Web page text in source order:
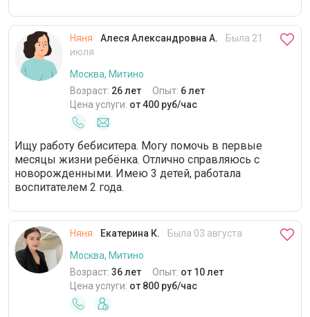
Няня Алеся Александровна А.
Была 21
июля
Москва, Митино
Возраст: 26 лет Опыт: 6 лет
Цена услуги: от 400 руб/час
Ищу работу бебиситера. Могу помочь в первые
месяцы жизни ребёнка. Отлично справляюсь с
новорожденными. Имею 3 детей, работала
воспитателем 2 года.
Няня Екатерина К.
Была 03 августа
Москва, Митино
Возраст: 36 лет Опыт: от 10 лет
Цена услуги: от 800 руб/час